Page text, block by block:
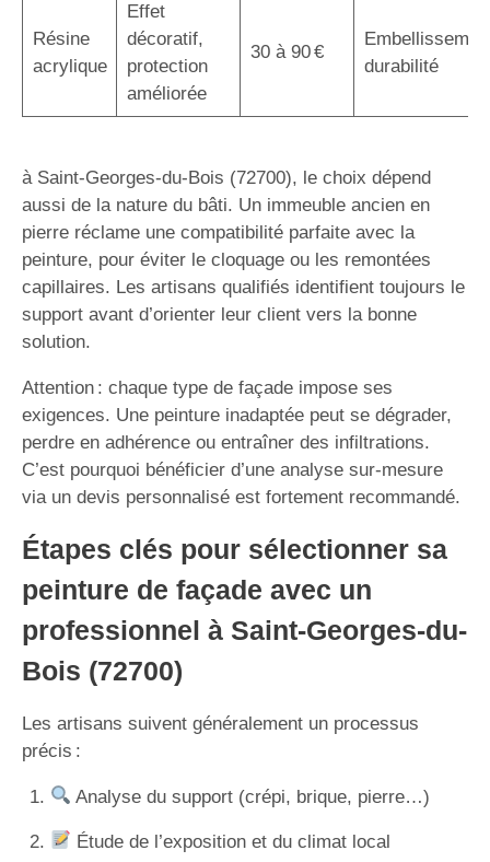
Résine
acrylique
Effet
décoratif,
protection
améliorée
30 à 90 €
durabilité
à Saint-Georges-du-Bois (72700), le choix dépend
aussi de la nature du bâti. Un immeuble ancien en
pierre réclame une compatibilité parfaite avec la
peinture, pour éviter le cloquage ou les remontées
capillaires. Les artisans qualifiés identifient toujours le
support avant d’orienter leur client vers la bonne
solution.
Attention : chaque type de façade impose ses
exigences. Une peinture inadaptée peut se dégrader,
perdre en adhérence ou entraîner des infiltrations.
C’est pourquoi bénéficier d’une analyse sur-mesure
via un devis personnalisé est fortement recommandé.
Étapes clés pour sélectionner sa
peinture de façade avec un
professionnel à Saint-Georges-du-
Bois (72700)
Les artisans suivent généralement un processus
précis :
Analyse du support (crépi, brique, pierre…)
Étude de l’exposition et du climat local